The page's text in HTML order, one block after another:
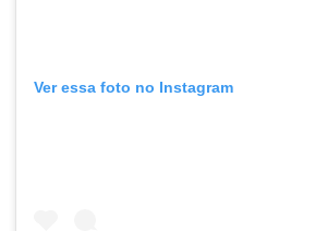
Ver essa foto no Instagram